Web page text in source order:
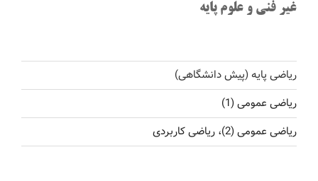
غیر فنی و علوم پایه
ریاضی پایه (پیش دانشگاهی)
ریاضی عمومی (1)
ریاضی عمومی (2)، ریاضی کاربردی